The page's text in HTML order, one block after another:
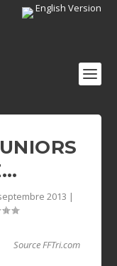
English Version
2013 |
Source FFTri.com